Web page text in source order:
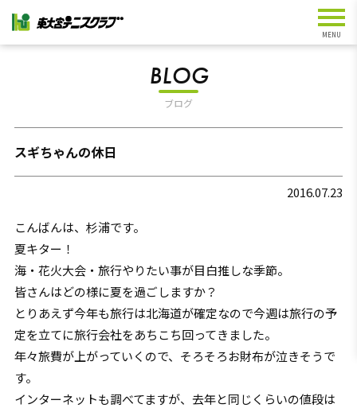
BLOG
ブログ
スギちゃんの休日
2016.07.23
こんばんは、杉浦です。
夏キター！
海・花火大会・旅行やりたい事が目白推しな季節。
皆さんはどの様に夏を過ごしますか？
とりあえず今年も旅行は北海道が確定なので今週は旅行の予
定を立てに旅行会社をあちこち回ってきました。
年々旅費が上がっていくので、そろそろお財布が泣きそうで
す。
インターネットも調べてますが、去年と同じくらいの値段は